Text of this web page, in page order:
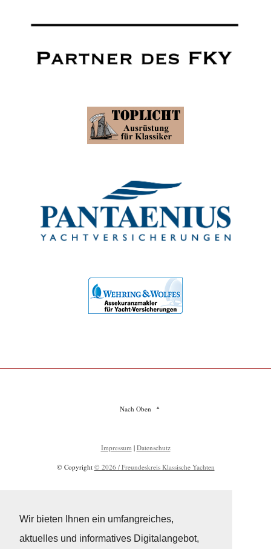
Wir bieten Ihnen ein umfangreiches,
aktuelles und informatives Digitalangebot,
Nach Oben
Impressum | Datenschutz
© Copyright © 2026 / Freundeskreis Klassische Yachten